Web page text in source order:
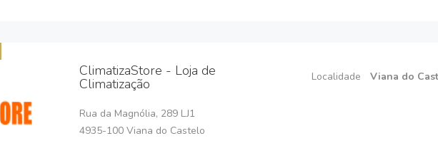
ClimatizaStore - Loja de
Climatização
Rua da Magnólia, 289 LJ1
4935-100 Viana do Castelo
Localidade Viana do